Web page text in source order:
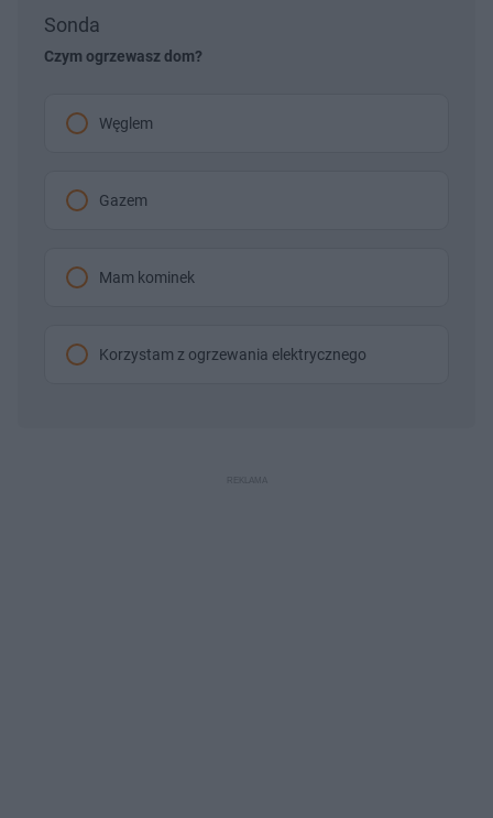
Sonda
Czym ogrzewasz dom?
Węglem
Gazem
Mam kominek
Korzystam z ogrzewania elektrycznego